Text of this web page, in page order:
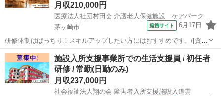
月収210,000円
茅ヶ崎市
提携サイト 6月17日
研修体制はばっちり！スキルアップしたい方にはおすすめです。/[資格
取得制度有り] 働きながら資格取得が目指せる！(初任者研修・実務者
研修・介護福祉士)/日・祝休みがメイン、シフト制で休み相談可/利用
者人数５０人以下 【施設...
神奈川 茅ヶ崎市 介護福祉士
施設入所支援事業所での生活支援員 / 初任者
研修 / 常勤(日勤のみ)
月収237,000円
社会福祉法人翔の会 障害者入所支援施設入道雲